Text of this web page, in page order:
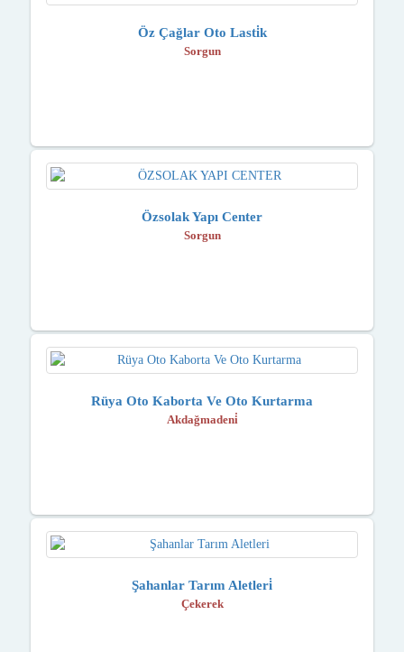
Öz Çağlar Oto Lasti̇k
Sorgun
Özsolak Yapı Center
Sorgun
Rüya Oto Kaborta Ve Oto Kurtarma
Akdağmadeni̇
Şahanlar Tarım Aletleri̇
Çekerek